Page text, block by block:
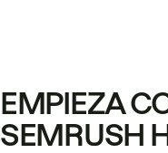
EMPIEZA
SEMRUSH